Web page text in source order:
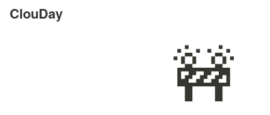
ClouDay
🚧